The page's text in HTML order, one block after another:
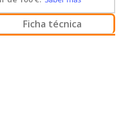
Ficha técnica